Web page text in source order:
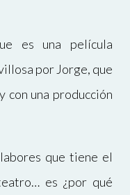
es una película
por Jorge, que
con una producción
que tiene el
es ¿por qué